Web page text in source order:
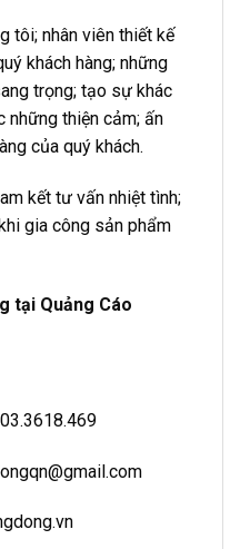
tôi; nhân viên thiết kế
khách hàng; những
trọng; tạo sự khác
những thiện cảm; ấn
của quý khách.
kết tư vấn nhiệt tình;
gia công sản phẩm
tại Quảng Cáo